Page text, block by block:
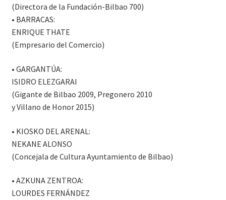
(Directora de la Fundación-Bilbao 700)
• BARRACAS:
ENRIQUE THATE
(Empresario del Comercio)
• GARGANTÚA:
ISIDRO ELEZGARAI
(Gigante de Bilbao 2009, Pregonero 2010
y Villano de Honor 2015)
• KIOSKO DEL ARENAL:
NEKANE ALONSO
(Concejala de Cultura Ayuntamiento de Bilbao)
• AZKUNA ZENTROA:
LOURDES FERNÁNDEZ